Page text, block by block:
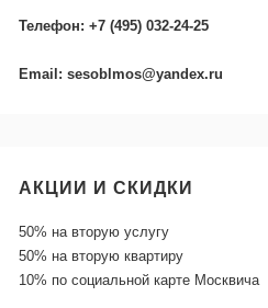
Телефон: +7 (495) 032-24-25
Email: sesoblmos@yandex.ru
АКЦИИ И СКИДКИ
50% на вторую услугу
50% на вторую квартиру
10% по социальной карте Москвича